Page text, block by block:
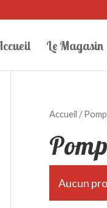
Le Magasin
Accueil /
Aucun